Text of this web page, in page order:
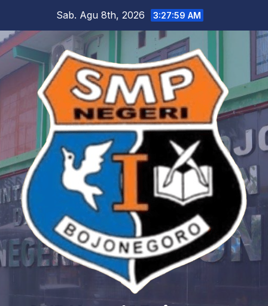
content
Sab. Agu 8th, 2026 3:28:00 AM